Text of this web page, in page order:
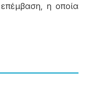
η οποία